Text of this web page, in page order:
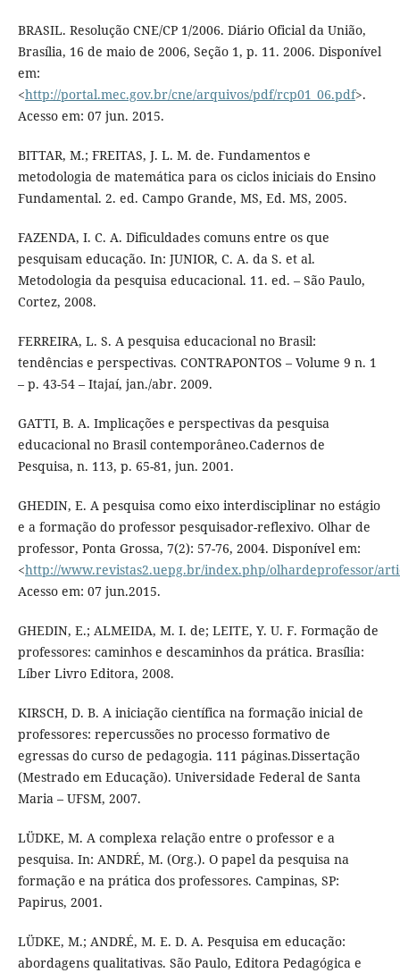
BRASIL. Resolução CNE/CP 1/2006. Diário Oficial da União,
Brasí­lia, 16 de maio de 2006, Seção 1, p. 11. 2006. Disponí­vel
em:
<http://portal.mec.gov.br/cne/arquivos/pdf/rcp01_06.pdf>.
Acesso em: 07 jun. 2015.
BITTAR, M.; FREITAS, J. L. M. de. Fundamentos e
metodologia de matemática para os ciclos iniciais do Ensino
Fundamental. 2. ed. Campo Grande, MS, Ed. MS, 2005.
FAZENDA, I. C. A. Dificuldades comuns entre os que
pesquisam educação. In: JUNIOR, C. A. da S. et al.
Metodologia da pesquisa educacional. 11. ed. – São Paulo,
Cortez, 2008.
FERREIRA, L. S. A pesquisa educacional no Brasil:
tendências e perspectivas. CONTRAPONTOS – Volume 9 n. 1
– p. 43-54 – Itajaí­, jan./abr. 2009.
GATTI, B. A. Implicações e perspectivas da pesquisa
educacional no Brasil contemporâneo.Cadernos de
Pesquisa, n. 113, p. 65-81, jun. 2001.
GHEDIN, E. A pesquisa como eixo interdisciplinar no estágio
e a formação do professor pesquisador-reflexivo. Olhar de
professor, Ponta Grossa, 7(2): 57-76, 2004. Disponí­vel em:
<http://www.revistas2.uepg.br/index.php/olhardeprofessor/
Acesso em: 07 jun.2015.
GHEDIN, E.; ALMEIDA, M. I. de; LEITE, Y. U. F. Formação de
professores: caminhos e descaminhos da prática. Brasí­lia:
Lí­ber Livro Editora, 2008.
KIRSCH, D. B. A iniciação cientí­fica na formação inicial de
professores: repercussões no processo formativo de
egressas do curso de pedagogia. 111 páginas.Dissertação
(Mestrado em Educação). Universidade Federal de Santa
Maria – UFSM, 2007.
LÜDKE, M. A complexa relação entre o professor e a
pesquisa. In: ANDRÉ, M. (Org.). O papel da pesquisa na
formação e na prática dos professores. Campinas, SP:
Papirus, 2001.
LÜDKE, M.; ANDRÉ, M. E. D. A. Pesquisa em educação:
abordagens qualitativas. São Paulo, Editora Pedagógica e